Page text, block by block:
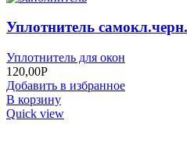
Уплотнитель
Уплотнитель для окон
120,00Р
Добавить в избранное
В корзину
Quick view